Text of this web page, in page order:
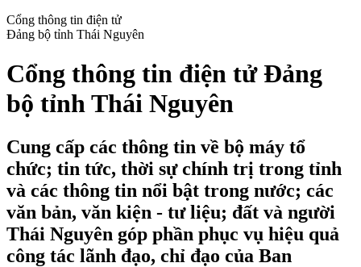
Cổng thông tin điện tử
Đảng bộ tỉnh Thái Nguyên
Cổng thông tin điện tử Đảng
bộ tỉnh Thái Nguyên
Cung cấp các thông tin về bộ máy tổ
chức; tin tức, thời sự chính trị trong tỉnh
và các thông tin nổi bật trong nước; các
văn bản, văn kiện - tư liệu; đất và người
Thái Nguyên góp phần phục vụ hiệu quả
công tác lãnh đạo, chỉ đạo của Ban